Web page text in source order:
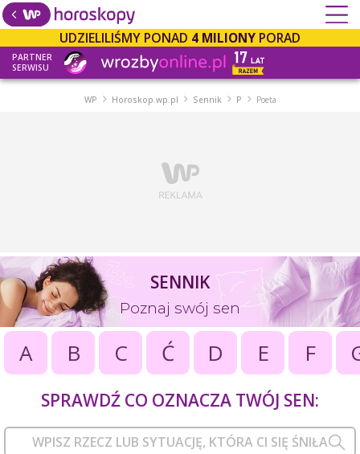
UDZIELILIŚMY PONAD 4 MILIONY PORAD
PARTNER
SERWISU
WP Horoskop.wp.pl Sennik P Poeta
SENNIK
Poznaj swój sen
A B C Ć D E F
SPRAWDŹ CO OZNACZA TWÓJ SEN: